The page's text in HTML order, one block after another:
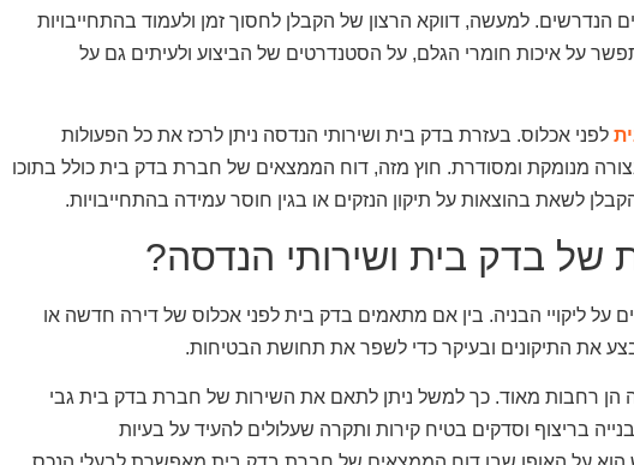
למעשה, דווקא הרצון של הקבלן לחסוך זמן ולעמוד בהתחייבויות
על איכות חומרי הגלם, על הסטנדרטים של הביצוע ולעיתים גם על
לפני אכלוס. בעזרת בדק בית ושירותי הנדסה ניתן לרכז את כל הפעולות
מנומקת ומסודרת. חוץ מזה, דוח הממצאים של חברת בדק בית כולל בתוכו
לשאת בהוצאות על תיקון הנזקים או בגין חוסר עמידה בהתחייבויות.
של בדק בית ושירותי הנדסה?
על ליקויי הבניה. בין אם מתאמים בדק בית לפני אכלוס של דירה חדשה או
את התיקונים ובעיקר כדי לשפר את תחושת הבטיחות.
הן רחבות מאוד. כך למשל ניתן לתאם את השירות של חברת בדק בית גבי
בנייה בריצוף וסדקים בטיח קירות ותקרה שעלולים להעיד על בעיות